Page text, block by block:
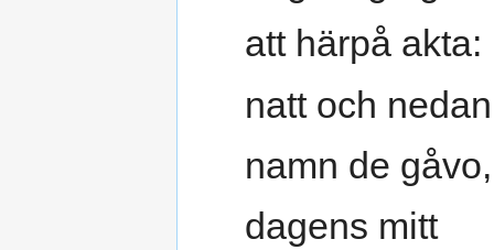
att härpå akta:
natt och nedan
namn de gåvo,
dagens mitt